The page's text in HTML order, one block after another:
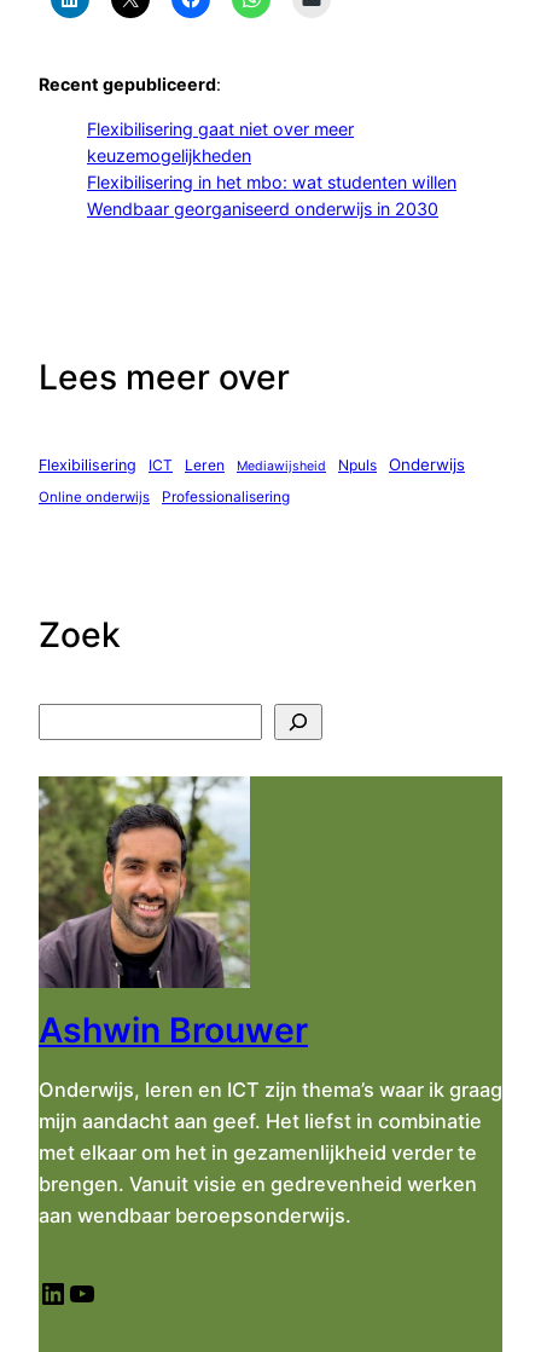
Recent gepubliceerd:
Flexibilisering gaat niet over meer
keuzemogelijkheden
Flexibilisering in het mbo: wat studenten willen
Wendbaar georganiseerd onderwijs in 2030
Lees meer over
Flexibilisering ICT Leren Mediawijsheid Npuls Onderwijs
Online onderwijs Professionalisering
Zoek
e
k
e
n
Ashwin Brouwer
Onderwijs, leren en ICT zijn thema’s waar ik graag
mijn aandacht aan geef. Het liefst in combinatie
met elkaar om het in gezamenlijkheid verder te
brengen. Vanuit visie en gedrevenheid werken
aan wendbaar beroepsonderwijs.
LinkedIn YouTube